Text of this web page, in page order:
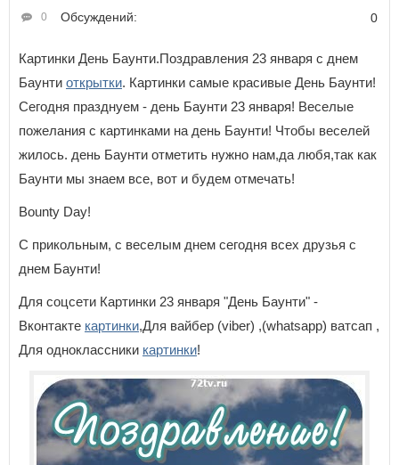
Обсуждений:
0 0
Картинки День Баунти.Поздравления 23 января с днем
Баунти открытки. Картинки самые красивые День Баунти!
Сегодня празднуем - день Баунти 23 января! Веселые
пожелания с картинками на день Баунти! Чтобы веселей
жилось. день Баунти отметить нужно нам,да любя,так как
Баунти мы знаем все, вот и будем отмечать!
Bounty Day!
С прикольным, с веселым днем сегодня всех друзья с
днем Баунти!
Для соцсети Картинки 23 января "День Баунти" -
Вконтакте картинки,Для вайбер (viber) ,(whatsapp) ватсап ,
Для одноклассники картинки!